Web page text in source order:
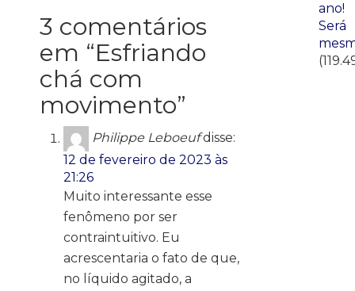
3 comentários
em “Esfriando
chá com
movimento”
Philippe Leboeuf disse:
12 de fevereiro de 2023 às
21:26
Muito interessante esse
fenômeno por ser
contraintuitivo. Eu
acrescentaria o fato de que,
no líquido agitado, a
ano!
Será